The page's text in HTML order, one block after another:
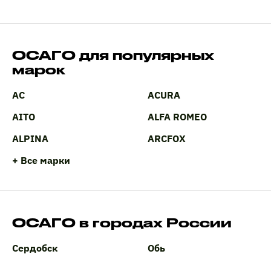
ОСАГО для популярных
марок
AC
ACURA
AITO
ALFA ROMEO
ALPINA
ARCFOX
+ Все марки
ОСАГО в городах России
Сердобск
Обь